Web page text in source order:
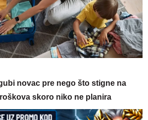
novac pre nego što stigne na
skoro niko ne planira